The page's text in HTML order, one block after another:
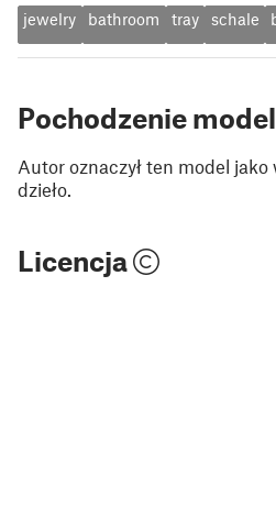
jewelry bathroom tray schale
Pochodzenie
Autor oznaczył ten model jako
dzieło.
Licencja